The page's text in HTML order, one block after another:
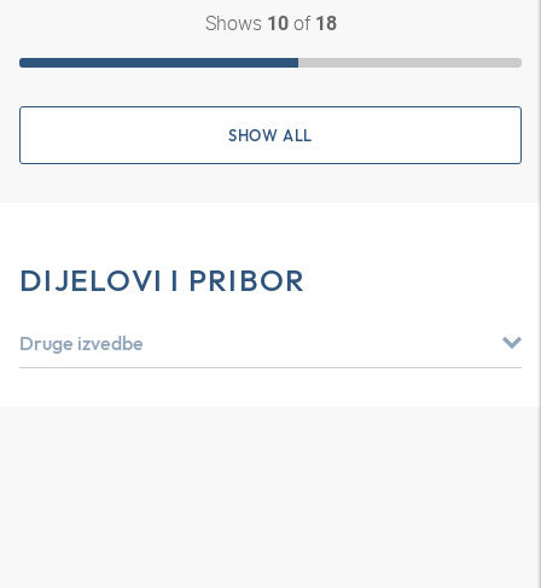
Shows 10of 18
SHOW ALL
DIJELOVI I PRIBOR
Druge izvedbe